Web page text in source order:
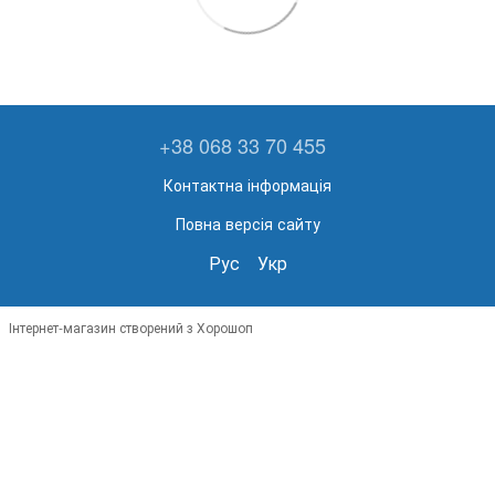
+38 068 33 70 455
Контактна інформація
Повна версія сайту
Рус Укр
Інтернет-магазин створений з Хорошоп